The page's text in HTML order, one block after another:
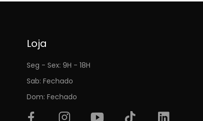
Loja
Seg - Sex: 9H - 18H
Sab: Fechado
Dom: Fechado